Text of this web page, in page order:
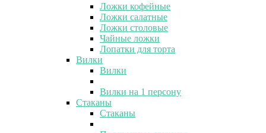
Ложки кофейные
Ложки салатные
Ложки столовые
Чайные ложки
Лопатки для торта
Вилки
Вилки
Вилки на 1 персону
Стаканы
Стаканы